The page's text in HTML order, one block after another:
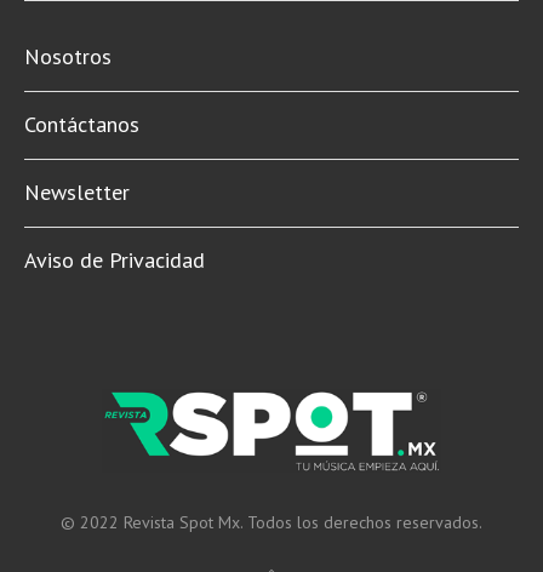
Nosotros
Contáctanos
Newsletter
Aviso de Privacidad
© 2022 Revista Spot Mx. Todos los derechos reservados.